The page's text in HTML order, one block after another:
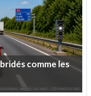
bridéscommeles